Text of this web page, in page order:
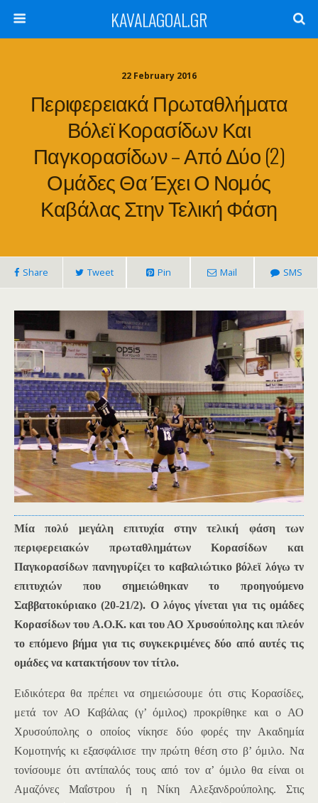
KAVALAGOAL.GR
22 February 2016
Περιφερειακά Πρωταθλήματα
Βόλεϊ Κορασίδων Και
Παγκορασίδων – Από Δύο (2)
Ομάδες Θα Έχει Ο Νομός
Καβάλας Στην Τελική Φάση
Share Tweet Pin Mail SMS
Μία πολύ μεγάλη επιτυχία στην τελική φάση των
περιφερειακών πρωταθλημάτων Κορασίδων και
Παγκορασίδων πανηγυρίζει το καβαλιώτικο βόλεϊ λόγω τν
επιτυχιών που σημειώθηκαν το προηγούμενο
Σαββατοκύριακο (20-21/2). Ο λόγος γίνεται για τις ομάδες
Κορασίδων του Α.Ο.Κ. και του ΑΟ Χρυσούπολης και πλεόν
το επόμενο βήμα για τις συγκεκριμένες δύο από αυτές τις
ομάδες να κατακτήσουν τον τίτλο.
Ειδικότερα θα πρέπει να σημειώσουμε ότι στις Κορασίδες,
μετά τον ΑΟ Καβάλας (γ’ όμιλος) προκρίθηκε και ο ΑΟ
Χρυσούπολης ο οποίος νίκησε δύο φορές την Ακαδημία
Κομοτηνής κι εξασφάλισε την πρώτη θέση στο β’ όμιλο. Να
τονίσουμε ότι αντίπαλός τους από τον α’ όμιλο θα είναι οι
Αμαζόνες Μαΐστρου ή η Νίκη Αλεξανδρούπολης. Στις